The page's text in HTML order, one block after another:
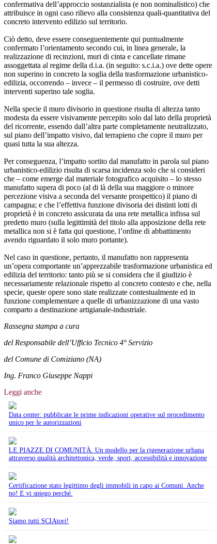
confermativa dell’approccio sostanzialista (e non nominalistico) che
attribuisce in ogni caso rilievo alla consistenza quali-quantitativa del
concreto intervento edilizio sul territorio.
Ciò detto, deve essere conseguentemente qui puntualmente
confermato l’orientamento secondo cui, in linea generale, la
realizzazione di recinzioni, muri di cinta e cancellate rimane
assoggettata al regime della d.i.a. (in seguito: s.c.i.a.) ove dette opere
non superino in concreto la soglia della trasformazione urbanistico-
edilizia, occorrendo – invece – il permesso di costruire, ove detti
interventi superino tale soglia.
Nella specie il muro divisorio in questione risulta di altezza tanto
modesta da essere visivamente percepito solo dal lato della proprietà
del ricorrente, essendo dall’altra parte completamente neutralizzato,
sul piano dell’impatto visivo, dal terrapieno che copre il muro per
quasi tutta la sua altezza.
Per conseguenza, l’impatto sortito dal manufatto in parola sul piano
urbanistico-edilizio risulta di scarsa incidenza solo che si consideri
che – come emerge dal materiale fotografico acquisito – lo stesso
manufatto supera di poco (al di là della sua maggiore o minore
percezione visiva a seconda del versante prospettico) il piano di
campagna; e che l’effettiva funzione divisoria dei distinti lotti di
proprietà è in concreto assicurata da una rete metallica infissa sul
predetto muro (sulla legittimità del titolo alla apposizione della rete
metallica non si è fatta qui questione, l’ordine di abbattimento
avendo riguardato il solo muro portante).
Nel caso in questione, pertanto, il manufatto non rappresenta
un’opera comportante un’apprezzabile trasformazione urbanistica ed
edilizia del territorio: tanto più se si considera che il giudizio è
necessariamente relazionale rispetto al concreto contesto e che, nella
specie, queste opere sono state realizzate contestualmente ed in
funzione complementare a quelle di urbanizzazione di una vasto
comparto a destinazione artigianale-industriale.
Rassegna stampa a cura
del Responsabile dell’Ufficio Tecnico 4° Servizio
del Comune di Comiziano (NA)
Ing. Franco Giuseppe Nappi
Leggi anche
Data center: pubblicate le prime indicazioni operative sul procedimento
unico per le autorizzazioni
LE PIAZZE DI COMUNITÀ. Un modello per la rigenerazione urbana
attraverso qualità architettonica, verde, sport, accessibilità e innovazione
Certificazione stato legittimo degli immobili in capo ai Comuni. Anche
no! E vi spiego perché.
Siamo tutti SCIAtori!